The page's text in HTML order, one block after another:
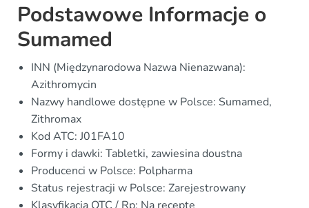
Podstawowe Informacje o
Sumamed
INN (Międzynarodowa Nazwa Nienazwana):
Azithromycin
Nazwy handlowe dostępne w Polsce: Sumamed,
Zithromax
Kod ATC: J01FA10
Formy i dawki: Tabletki, zawiesina doustna
Producenci w Polsce: Polpharma
Status rejestracji w Polsce: Zarejestrowany